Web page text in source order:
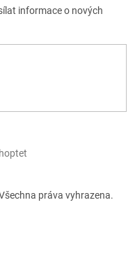
informace o nových
práva vyhrazena.